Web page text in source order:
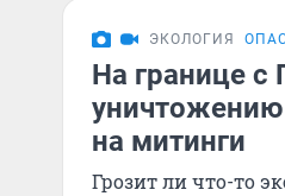
ЭКОЛОГИЯ
На границе с
на митинги
Грозит ли что-то